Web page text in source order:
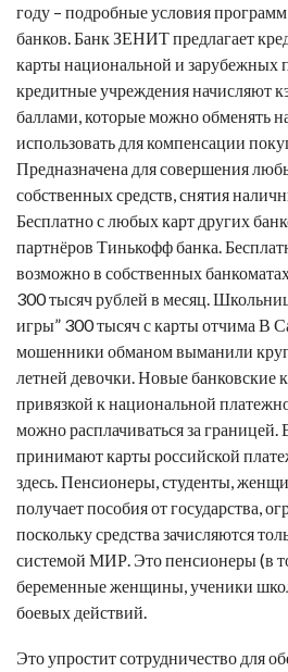
году – подробные условия
банков. Банк ЗЕНИТ предлагает
карты национальной и зарубежных
кредитные учреждения начисляют
баллами, которые можно обменять
использовать для компенсации
Предназначена для совершения
собственных средств, снятия
Бесплатно с любых карт других
партнёров Тинькофф банка.
возможно в собственных
300 тысяч рублей в месяц.
игры” 300 тысяч с карты отчима В
мошенники обманом выманили
летней девочки. Новые банковские
привязкой к национальной
можно расплачиваться за границей.
принимают карты российской
здесь. Пенсионеры, студенты,
получает пособия от государства,
поскольку средства зачисляются
системой МИР. Это пенсионеры (в
беременные женщины, ученики
боевых действий.
Это упростит сотрудничество для